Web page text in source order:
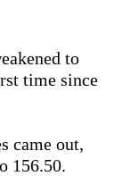
to
time since
came out,
156.50.